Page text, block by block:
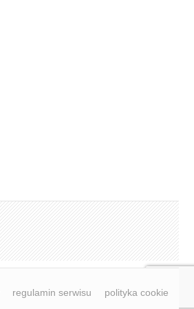
regulamin serwisu polityka cookie